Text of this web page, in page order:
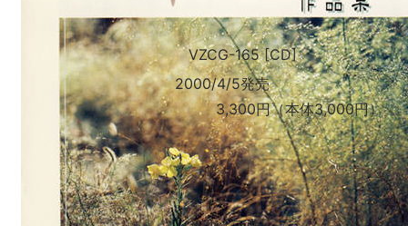
VZCG-165 [CD]
2000/4/5発売
3,300円（本体3,000円）